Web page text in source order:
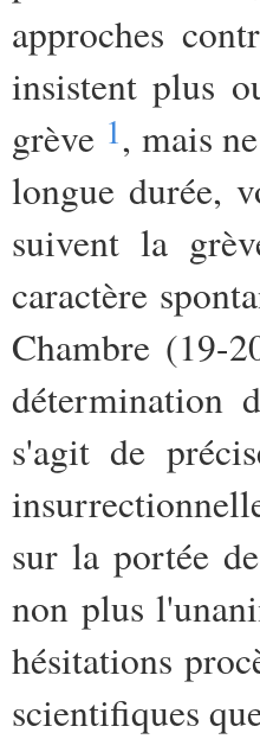
approches
insistent plus
grève 1, mais
longue durée,
suivent la
caractère
Chambre (19-
détermination
s'agit de
sur la portée
non plus
hésitations
scientifiques